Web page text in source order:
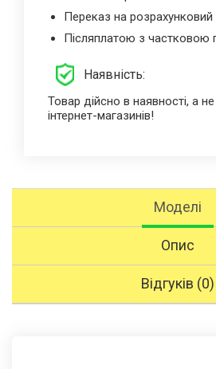
Переказ на
Післяплатою з частковою
Наявність:
Товар дійсно в наявності, а
інтернет-магазинів!
Моделі
Опис
Відгуків (0)